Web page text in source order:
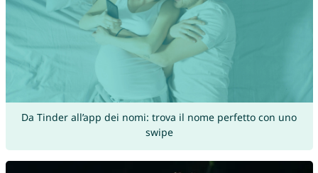
Da Tinder all’app dei nomi: trova il nome perfetto con uno
swipe